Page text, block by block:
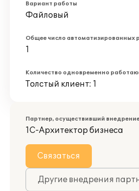
Вариант работы
Файловый
Общее число автоматизированных
1
Количество одновременно
Толстый клиент: 1
Партнер, осуществивший
1С-Архитектор бизнеса
Связаться
Другие внедрения